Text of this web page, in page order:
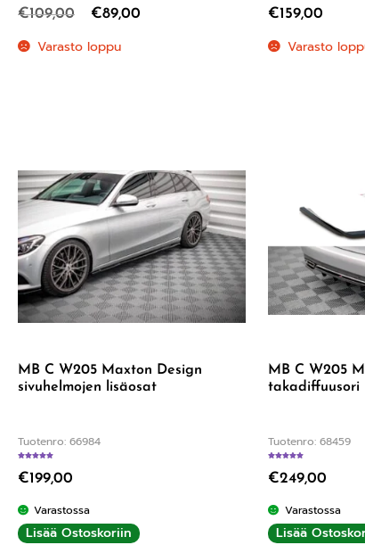
€109,00 €89,00
Varasto loppu
€159,00
Varasto
MB C W205 Maxton Design
sivuhelmojen lisäosat
Tuotenro: 66984
€199,00
Varastossa
Lisää Ostoskoriin
MB C W205
takadiffuusori
Tuotenro: 68459
€249,00
Varastossa
Lisää